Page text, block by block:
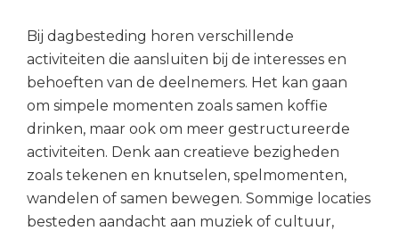
Bij dagbesteding horen verschillende
activiteiten die aansluiten bij de interesses en
behoeften van de deelnemers. Het kan gaan
om simpele momenten zoals samen koffie
drinken, maar ook om meer gestructureerde
activiteiten. Denk aan creatieve bezigheden
zoals tekenen en knutselen, spelmomenten,
wandelen of samen bewegen. Sommige locaties
besteden aandacht aan muziek of cultuur,